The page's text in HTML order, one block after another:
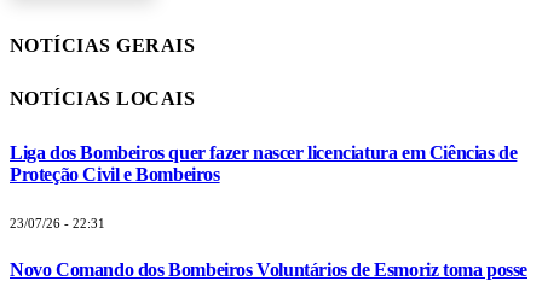
NOTÍCIAS GERAIS
NOTÍCIAS LOCAIS
Liga dos Bombeiros quer fazer nascer licenciatura em Ciências de
Proteção Civil e Bombeiros
23/07/26 - 22:31
Novo Comando dos Bombeiros Voluntários de Esmoriz toma posse